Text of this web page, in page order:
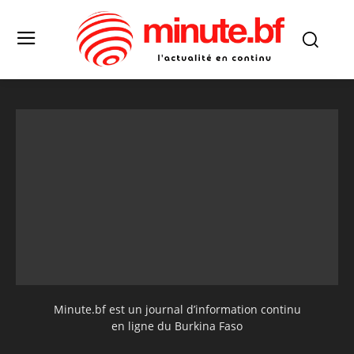
Minute.bf est un journal d’information continu
en ligne du Burkina Faso